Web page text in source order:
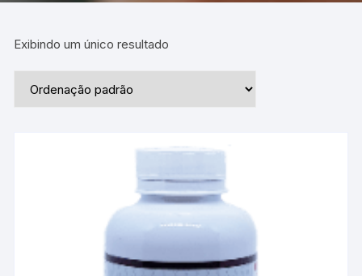
Exibindo um único resultado